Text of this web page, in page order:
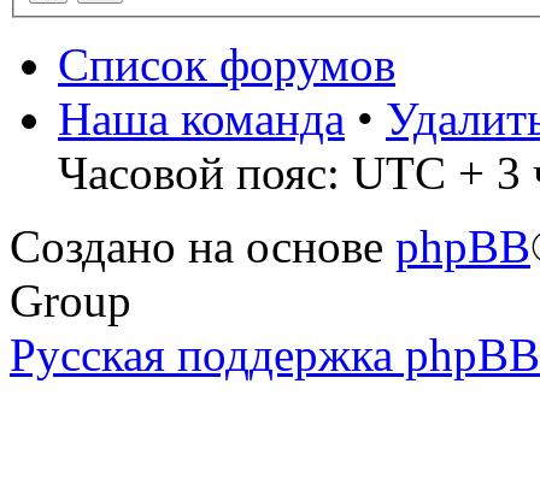
Список форумов
Наша команда •
Часовой пояс: UTC + 3
Создано на основе phpBB
Group
Русская поддержка phpBB